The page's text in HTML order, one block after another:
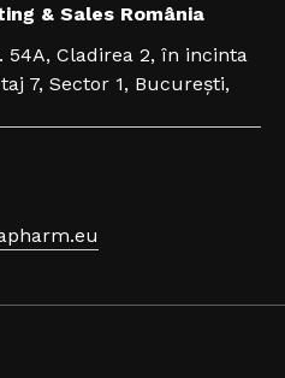
& Sales România
54A, Cladirea 2, în incinta
7, Sector 1, București,